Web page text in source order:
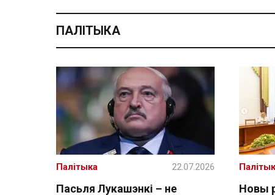
ПАЛІТЫКА
Пасьля Лукашэнкі – не
Палітыка 22.07.2026
Новы